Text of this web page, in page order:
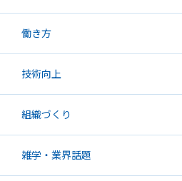
働き方
技術向上
組織づくり
雑学・業界話題